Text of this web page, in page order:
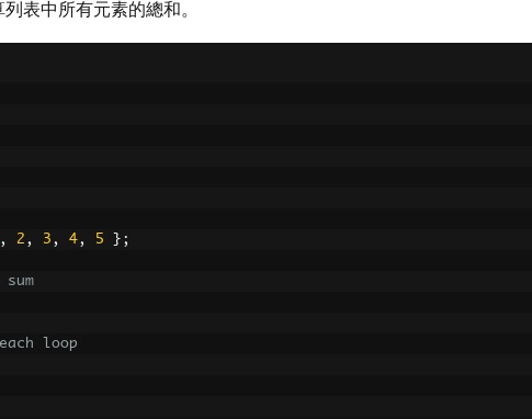
表中所有元素的總和。
, 2 , 3 , 4, 5 };
loop